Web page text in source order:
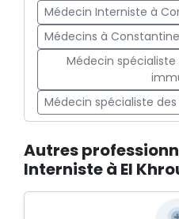
Médecin Interniste à
Médecins à Constantine
Médecin
Médecin spécialiste
Autres
Interniste à El